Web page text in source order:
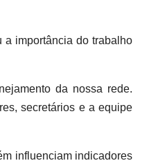
a importância do trabalho
da nossa rede.
secretários e a equipe
influenciam indicadores